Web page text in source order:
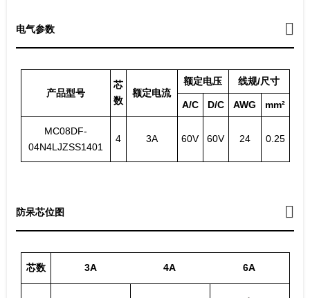
电气参数
产品型号
芯
数
额定电流
额定电压 线规/尺寸
A/C D/C AWG mm²
MC08DF-
04N4LJZSS1401
4 3A 60V 60V 24 0.25
防呆芯位图
芯数 3A 4A 6A